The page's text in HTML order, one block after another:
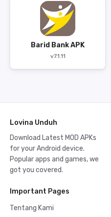
Barid Bank APK
v7.1.11
Lovina Unduh
Download Latest MOD APKs
for your Android device.
Popular apps and games, we
got you covered.
Important Pages
Tentang Kami